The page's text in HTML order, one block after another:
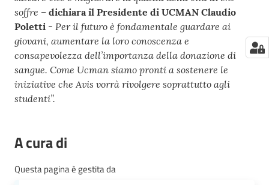
soffre – dichiara il Presidente di UCMAN Claudio
Poletti - Per il futuro è fondamentale guardare ai
giovani, aumentare la loro conoscenza e
consapevolezza dell’importanza della donazione di
sangue. Come Ucman siamo pronti a sostenere le
iniziative che Avis vorrà rivolgere soprattutto agli
studenti”.
A cura di
Questa pagina è gestita da